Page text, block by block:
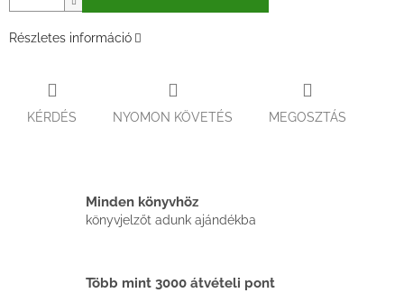
Részletes információ
KÉRDÉS NYOMON KÖVETÉS MEGOSZTÁS
Minden könyvhöz
könyvjelzőt adunk ajándékba
Több mint 3000 átvételi pont